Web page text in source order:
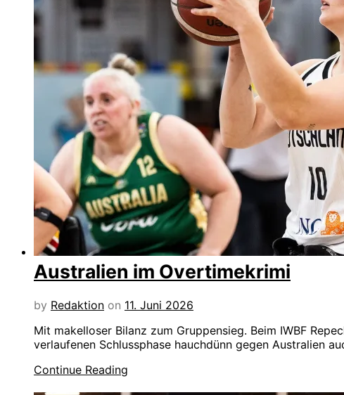
Australien im Overtimekrimi
by Redaktion on 11. Juni 2026
Mit makelloser Bilanz zum Gruppensieg. Beim IWBF
verlaufenen Schlussphase hauchdünn gegen Australien
Continue Reading